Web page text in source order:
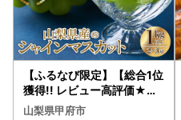
【ふるなび限定】【総合1位
獲得!! レビュー高評価★】
〈2026年度配送分〉山梨
山梨県甲府市